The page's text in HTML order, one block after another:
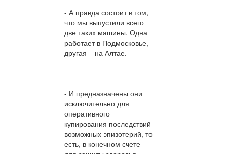
- А правда состоит в том,
что мы выпустили всего
две таких машины. Одна
работает в Подмосковье,
другая – на Алтае.
- И предназначены они
исключительно для
оперативного
купирования последствий
возможных эпизотерий, то
есть, в конечном счете –